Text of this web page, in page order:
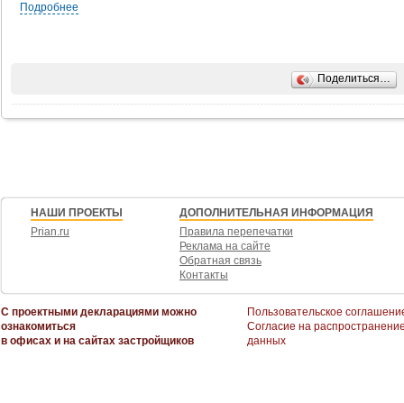
- Готова к заезду - экономит ваше время и деньги.,
Звоните сейчас - показ организуем в удобное для вас время и помогу с
JV010541107143
Подробнее
Поделиться…
НАШИ ПРОЕКТЫ
Prian.ru
ДОПОЛНИТЕЛЬНАЯ ИНФОРМАЦИЯ
Правила перепечатки
Реклама на сайте
Обратная связь
Контакты
С проектными декларациями можно
ознакомиться
в офисах и на сайтах застройщиков
Пользовательское
Согласие на
данных